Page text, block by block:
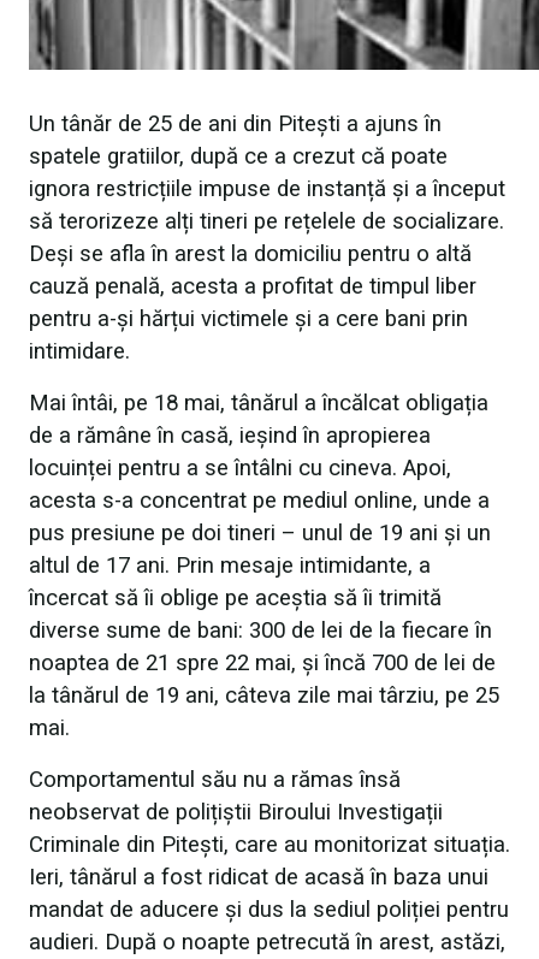
Un tânăr de 25 de ani din Pitești a ajuns în
spatele gratiilor, după ce a crezut că poate
ignora restricțiile impuse de instanță și a început
să terorizeze alți tineri pe rețelele de socializare.
Deși se afla în arest la domiciliu pentru o altă
cauză penală, acesta a profitat de timpul liber
pentru a-și hărțui victimele și a cere bani prin
intimidare.
Mai întâi, pe 18 mai, tânărul a încălcat obligația
de a rămâne în casă, ieșind în apropierea
locuinței pentru a se întâlni cu cineva. Apoi,
acesta s-a concentrat pe mediul online, unde a
pus presiune pe doi tineri – unul de 19 ani și un
altul de 17 ani. Prin mesaje intimidante, a
încercat să îi oblige pe aceștia să îi trimită
diverse sume de bani: 300 de lei de la fiecare în
noaptea de 21 spre 22 mai, și încă 700 de lei de
la tânărul de 19 ani, câteva zile mai târziu, pe 25
mai.
Comportamentul său nu a rămas însă
neobservat de polițiștii Biroului Investigații
Criminale din Pitești, care au monitorizat situația.
Ieri, tânărul a fost ridicat de acasă în baza unui
mandat de aducere și dus la sediul poliției pentru
audieri. După o noapte petrecută în arest, astăzi,